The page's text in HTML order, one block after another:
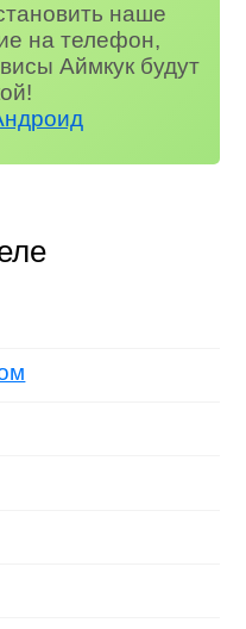
наше
на телефон,
Аймкук будут